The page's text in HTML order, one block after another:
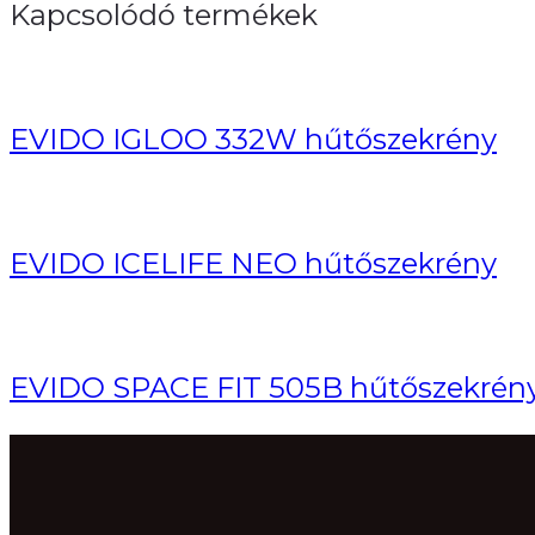
Kapcsolódó termékek
EVIDO IGLOO 332W hűtőszekrény
EVIDO ICELIFE NEO hűtőszekrény
EVIDO SPACE FIT 505B